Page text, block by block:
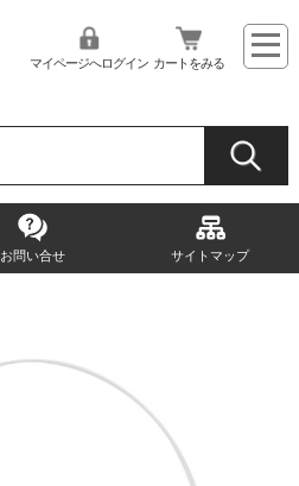
マイページへログイン カートをみる
お問い合せ サイトマップ